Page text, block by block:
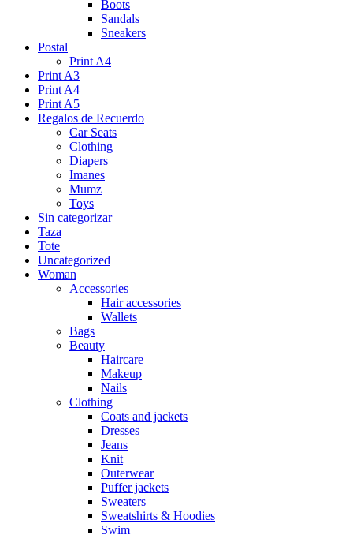
Boots
Sandals
Sneakers
Postal
Print A4
Print A3
Print A4
Print A5
Regalos de Recuerdo
Car Seats
Clothing
Diapers
Imanes
Mumz
Toys
Sin categorizar
Taza
Tote
Uncategorized
Woman
Accessories
Hair accessories
Wallets
Bags
Beauty
Haircare
Makeup
Nails
Clothing
Coats and jackets
Dresses
Jeans
Knit
Outerwear
Puffer jackets
Sweaters
Sweatshirts & Hoodies
Swim